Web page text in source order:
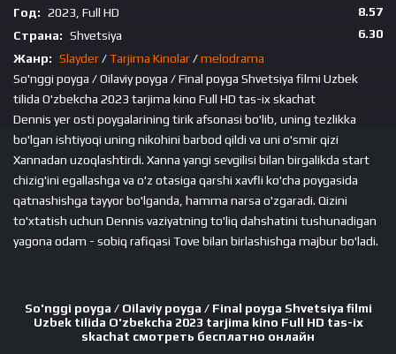
8.57
6.30
Год: 2023, Full HD
Страна: Shvetsiya
Жанр: Slayder/Tarjima Kinolar/melodrama
So'nggi poyga / Oilaviy poyga / Final poyga Shvetsiya filmi Uzbek
tilida O'zbekcha 2023 tarjima kino Full HD tas-ix skachat
Dennis yer osti poygalarining tirik afsonasi bo'lib, uning tezlikka
bo'lgan ishtiyoqi uning nikohini barbod qildi va uni o'smir qizi
Xannadan uzoqlashtirdi. Xanna yangi sevgilisi bilan birgalikda start
chizig'ini egallashga va o'z otasiga qarshi xavfli ko'cha poygasida
qatnashishga tayyor bo'lganda, hamma narsa o'zgaradi. Qizini
to'xtatish uchun Dennis vaziyatning to'liq dahshatini tushunadigan
yagona odam - sobiq rafiqasi Tove bilan birlashishga majbur bo'ladi.
So'nggi poyga / Oilaviy poyga / Final poyga Shvetsiya filmi
Uzbek tilida O'zbekcha 2023 tarjima kino Full HD tas-ix
skachat смотреть бесплатно онлайн